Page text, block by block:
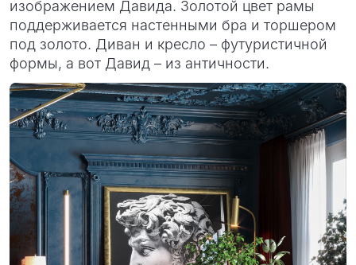
изображением Давида. Золотой цвет рамы
поддерживается настенными бра и торшером
под золото. Диван и кресло – футуристичной
формы, а вот Давид – из античности.